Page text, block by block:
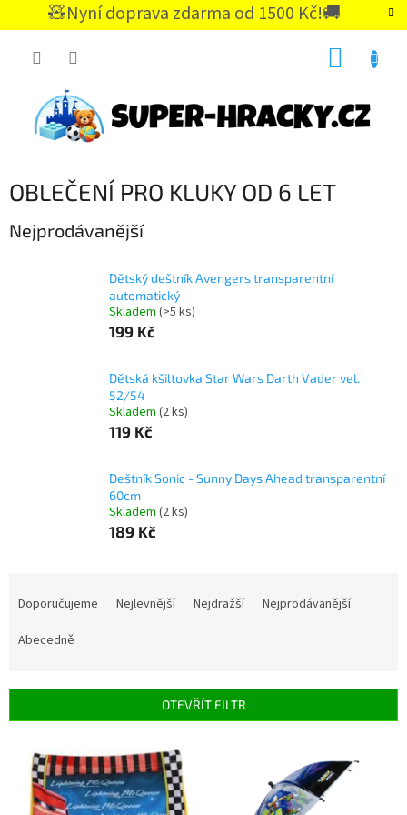
🧸Nyní doprava zdarma od 1500 Kč!🚚
CZK
OBLEČENÍ PRO KLUKY OD 6 LET
Nejprodávanější
Dětský deštník Avengers transparentní
automatický
Skladem (>5 ks)
199 Kč
Dětská kšiltovka Star Wars Darth Vader vel.
52/54
Skladem (2 ks)
119 Kč
Deštník Sonic - Sunny Days Ahead transparentní
60cm
Skladem (2 ks)
189 Kč
r
Doporučujeme Nejlevnější Nejdražší
Nejprodávanější
Abecedně
OTEVŘÍT FILTR